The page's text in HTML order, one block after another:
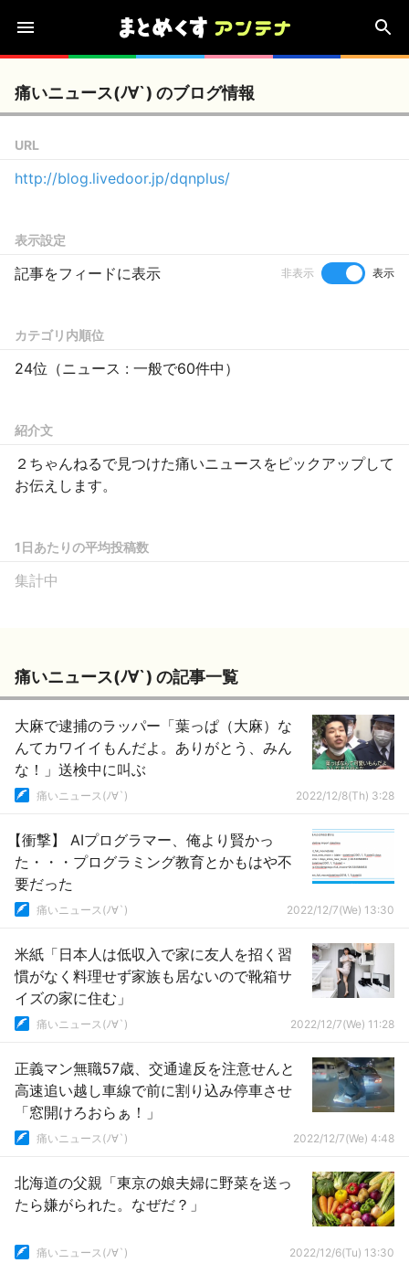
痛いニュース(ﾉ∀`) のブログ情報
URL
http://blog.livedoor.jp/dqnplus/
表示設定
記事をフィードに表示 非表示 表示
カテゴリ内順位
24位（ニュース : 一般で60件中）
紹介文
２ちゃんねるで見つけた痛いニュースをピックアップして
お伝えします。
1日あたりの平均投稿数
集計中
痛いニュース(ﾉ∀`) の記事一覧
大麻で逮捕のラッパー「葉っぱ（大麻）な
んてカワイイもんだよ。ありがとう、みん
な！」送検中に叫ぶ
痛いニュース(ﾉ∀`) 2022/12/8(Th) 3:28
【衝撃】 AIプログラマー、俺より賢かっ
た・・・プログラミング教育とかもはや不
要だった
痛いニュース(ﾉ∀`) 2022/12/7(We) 13:30
米紙「日本人は低収入で家に友人を招く習
慣がなく料理せず家族も居ないので靴箱サ
イズの家に住む」
痛いニュース(ﾉ∀`) 2022/12/7(We) 11:28
正義マン無職57歳、交通違反を注意せんと
高速追い越し車線で前に割り込み停車させ
「窓開けろおらぁ！」
痛いニュース(ﾉ∀`) 2022/12/7(We) 4:48
北海道の父親「東京の娘夫婦に野菜を送っ
たら嫌がられた。なぜだ？」
痛いニュース(ﾉ∀`) 2022/12/6(Tu) 13:30